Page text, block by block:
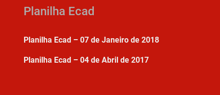
Planilha Ecad
Planilha Ecad – 07 de Janeiro de 2018
Planilha Ecad – 04 de Abril de 2017